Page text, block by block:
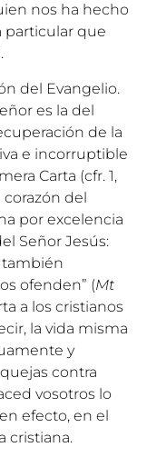
nos ha hecho
particular que
del Evangelio.
es la del
de la
e incorruptible
Carta (cfr. 1,
del
por excelencia
Señor Jesús:
también
ofenden” (Mt
a los cristianos
la vida misma
y
contra
vosotros lo
efecto, en el
cristiana.